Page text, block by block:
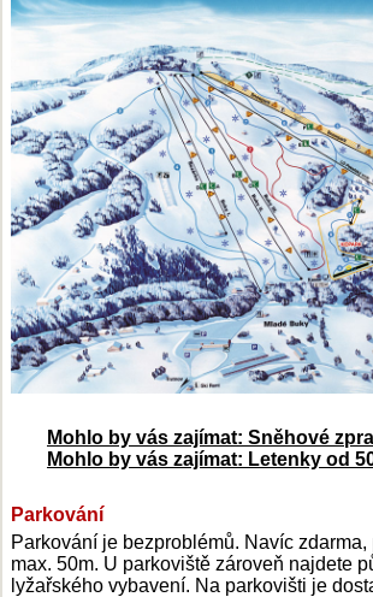
Mohlo by vás zajímat: Sněhové
Mohlo by vás zajímat: Letenky od
Parkování
Parkování je bezproblémů. Navíc
max. 50m. U parkoviště zároveň najdete
lyžařského vybavení. Na parkovišti je